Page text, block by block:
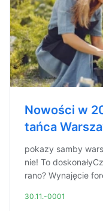
Nowości w
tańca
pokazy samby
nie! To
rano? Wynajęcie
30.11.-0001